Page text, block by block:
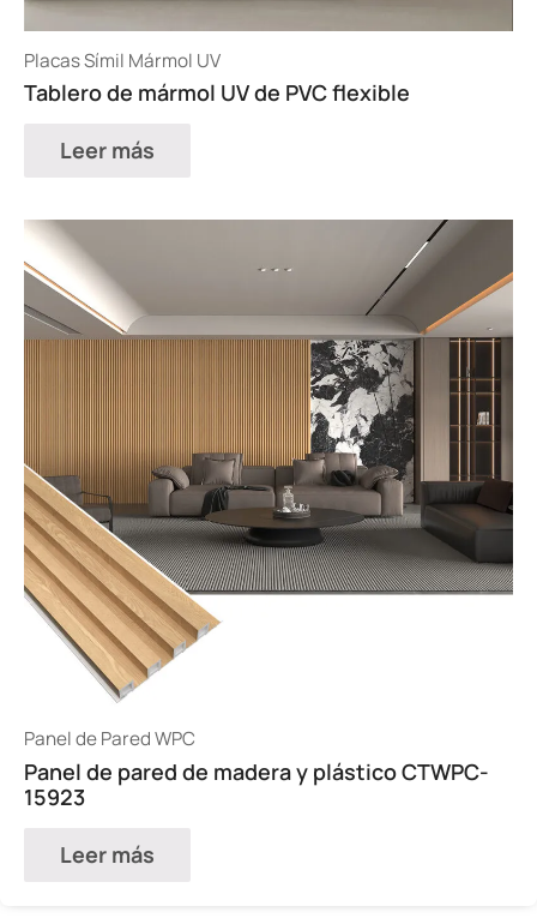
Placas Símil Mármol UV
Tablero de mármol UV de PVC flexible
Leer más
Panel de Pared WPC
Panel de pared de madera y plástico CTWPC-
15923
Leer más